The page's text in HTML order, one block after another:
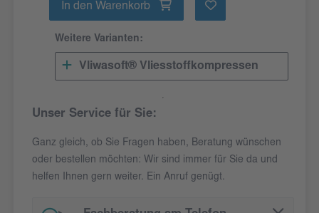
In den Warenkorb
Weitere Varianten:
Vliwasoft® Vliesstoffkompressen
Unser Service für Sie:
Ganz gleich, ob Sie Fragen haben, Beratung wünschen
oder bestellen möchten: Wir sind immer für Sie da und
helfen Ihnen gern weiter. Ein Anruf genügt.